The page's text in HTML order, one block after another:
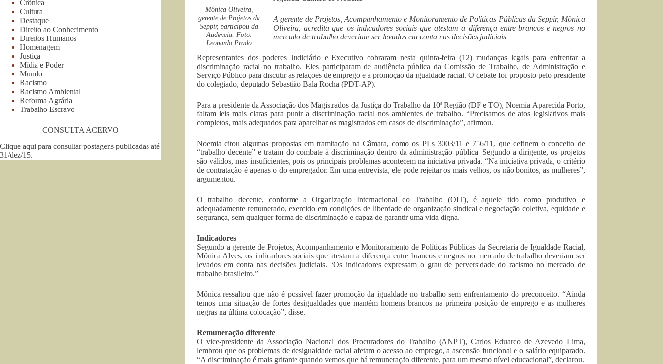
Mônica Oliveira,
gerente de Projetos da
Seppir, participou da
Audencia. Foto:
Leonardo Prado
A gerente de Projetos, Acompanhamento e Monitoramento de Políticas Públicas da Seppir, Mônica
Oliveira, acredita que os indicadores sociais que atestam a diferença entre brancos e negros no
mercado de trabalho deveriam ser levados em conta nas decisões judiciais
Representantes dos poderes Judiciário e Executivo cobraram nesta quinta-feira (12) mudanças legais para enfrentar a
discriminação racial no trabalho. Eles participaram de audiência pública da Comissão de Trabalho, de Administração e
Serviço Público para discutir as relações de emprego e a promoção da igualdade racial. O debate foi proposto pelo presidente
do colegiado, deputado Sebastião Bala Rocha (PDT-AP).
Para a presidente da Associação dos Magistrados da Justiça do Trabalho da 10ª Região (DF e TO), Noemia Aparecida Porto,
faltam leis mais claras para punir a discriminação racial nos ambientes de trabalho. “Precisamos de atos legislativos mais
completos, mais adequados para aparelhar os magistrados em casos de discriminação”, afirmou.
Noemia citou algumas propostas em tramitação na Câmara, como os PLs 3003/11 e 756/11, que definem o conceito de
“trabalho decente” e tratam do combate à discriminação dentro da administração pública. Segundo a dirigente, os projetos
são válidos, mas insuficientes, pois os principais problemas acontecem na iniciativa privada. “Na iniciativa privada, o critério
de contratação é apenas o do empregador. Em uma entrevista, ele pode rejeitar os mais velhos, os não bonitos, as mulheres”,
argumentou.
O trabalho decente, conforme a Organização Internacional do Trabalho (OIT), é aquele tido como produtivo e
adequadamente remunerado, exercido em condições de liberdade de organização sindical e negociação coletiva, equidade e
segurança, sem qualquer forma de discriminação e capaz de garantir uma vida digna.
Indicadores
Segundo a gerente de Projetos, Acompanhamento e Monitoramento de Políticas Públicas da Secretaria de Igualdade Racial,
Mônica Alves, os indicadores sociais que atestam a diferença entre brancos e negros no mercado de trabalho deveriam ser
levados em conta nas decisões judiciais. “Os indicadores expressam o grau de perversidade do racismo no mercado de
trabalho brasileiro.”
Mônica ressaltou que não é possível fazer promoção da igualdade no trabalho sem enfrentamento do preconceito. “Ainda
temos uma situação de fortes desigualdades que mantém homens brancos na primeira posição de emprego e as mulheres
negras na última colocação”, disse.
Remuneração diferente
O vice-presidente da Associação Nacional dos Procuradores do Trabalho (ANPT), Carlos Eduardo de Azevedo Lima,
lembrou que os problemas de desigualdade racial afetam o acesso ao emprego, a ascensão funcional e o salário equiparado.
“A discriminação é mais gritante quando vemos que há remuneração diferente, para um mesmo nível educacional”, declarou.
Crônica
Cultura
Destaque
Direito ao Conhecimento
Direitos Humanos
Homenagem
Justiça
Mídia e Poder
Mundo
Racismo
Racismo Ambiental
Reforma Agrária
Trabalho Escravo
CONSULTA ACERVO
Clique aqui para consultar postagens publicadas até
31/dez/15.